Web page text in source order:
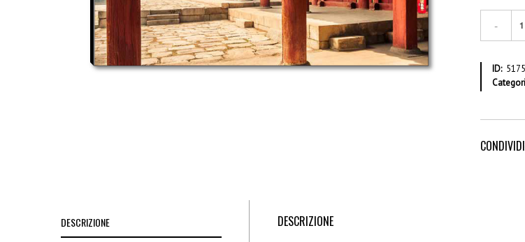
MONDIALE
Repubblica
di
ID:
DESCRIZIONE DESCRIZIONE